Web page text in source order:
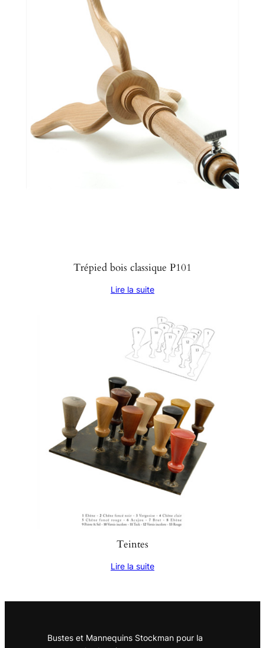
Trépied bois classique P101
Lire la suite
Teintes
Lire la suite
Bustes et Mannequins Stockman pour la